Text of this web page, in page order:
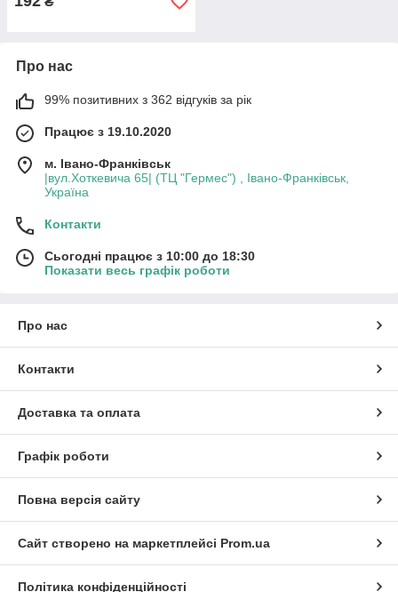
Про нас
99% позитивних з 362 відгуків за рік
Працює з 19.10.2020
м. Івано-Франківськ
|вул.Хоткевича 65| (ТЦ "Гермес") , Івано-Франківськ,
Україна
Контакти
Сьогодні працює з 10:00 до 18:30
Показати весь графік роботи
Про нас
Контакти
Доставка та оплата
Графік роботи
Повна версія сайту
Сайт створено на маркетплейсі Prom.ua
Політика конфіденційності